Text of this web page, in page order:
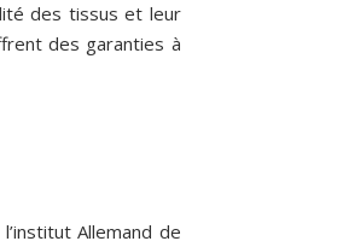
des tissus et leur
des garanties à
Allemand de